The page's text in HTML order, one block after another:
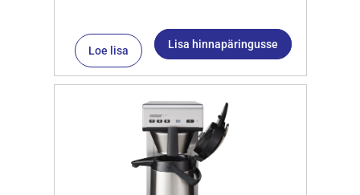
Loe lisa Lisa hinnapäringusse